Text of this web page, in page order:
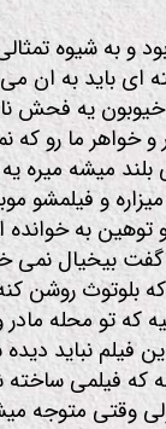
و به شیوه
ای باید به ان
یه فحش
و خواهر ما رو
میشه میره
و فیلمشو
به خوانده
بیخیال نمی
بلوتوث روشن
که تو محله
فیلم نباید
که فیلمی
وقتی متوجه